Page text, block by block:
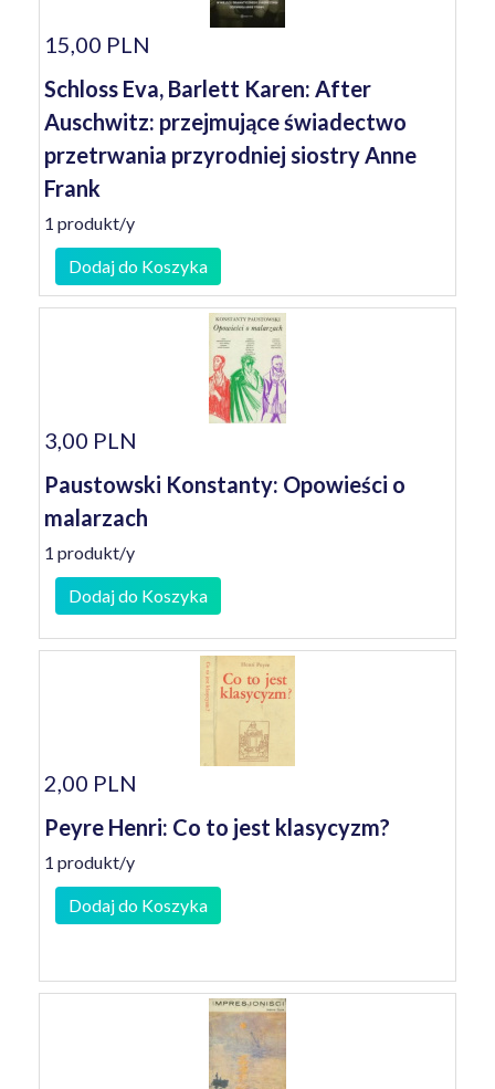
15,00 PLN
Schloss Eva, Barlett Karen: After
Auschwitz: przejmujące świadectwo
przetrwania przyrodniej siostry Anne
Frank
1 produkt/y
Dodaj do Koszyka
3,00 PLN
Paustowski Konstanty: Opowieści o
malarzach
1 produkt/y
Dodaj do Koszyka
2,00 PLN
Peyre Henri: Co to jest klasycyzm?
1 produkt/y
Dodaj do Koszyka